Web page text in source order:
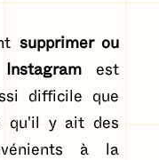
supprimer ou
est
difficile que
qu'il y ait des
à la